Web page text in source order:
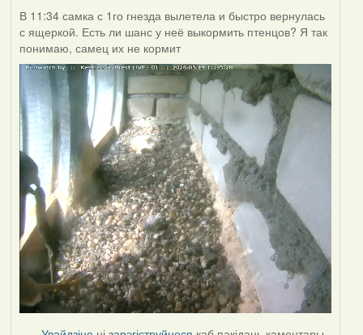
В 11:34 самка с 1го гнезда вылетела и быстро вернулась
с ящеркой. Есть ли шанс у неё выкормить птенцов? Я так
понимаю, самец их не кормит